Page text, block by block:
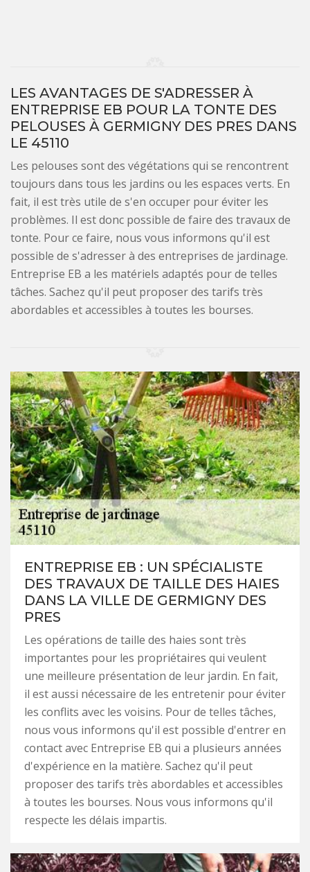
LES AVANTAGES DE S'ADRESSER À
ENTREPRISE EB POUR LA TONTE DES
PELOUSES À GERMIGNY DES PRES DANS
LE 45110
Les pelouses sont des végétations qui se rencontrent
toujours dans tous les jardins ou les espaces verts. En
fait, il est très utile de s'en occuper pour éviter les
problèmes. Il est donc possible de faire des travaux de
tonte. Pour ce faire, nous vous informons qu'il est
possible de s'adresser à des entreprises de jardinage.
Entreprise EB a les matériels adaptés pour de telles
tâches. Sachez qu'il peut proposer des tarifs très
abordables et accessibles à toutes les bourses.
ENTREPRISE EB : UN SPÉCIALISTE
DES TRAVAUX DE TAILLE DES HAIES
DANS LA VILLE DE GERMIGNY DES
PRES
Les opérations de taille des haies sont très
importantes pour les propriétaires qui veulent
une meilleure présentation de leur jardin. En fait,
il est aussi nécessaire de les entretenir pour éviter
les conflits avec les voisins. Pour de telles tâches,
nous vous informons qu'il est possible d'entrer en
contact avec Entreprise EB qui a plusieurs années
d'expérience en la matière. Sachez qu'il peut
proposer des tarifs très abordables et accessibles
à toutes les bourses. Nous vous informons qu'il
respecte les délais impartis.